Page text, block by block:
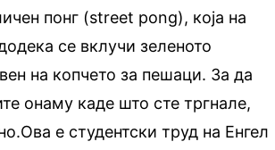
понг (street pong), која на
се вклучи зеленото
на копчето за пешаци. За да
онаму каде што сте тргнале,
е студентски труд на Енгел